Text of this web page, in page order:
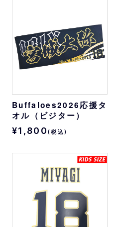
Buffaloes2026応援タ
オル（ビジター）
¥1,800 (税込)